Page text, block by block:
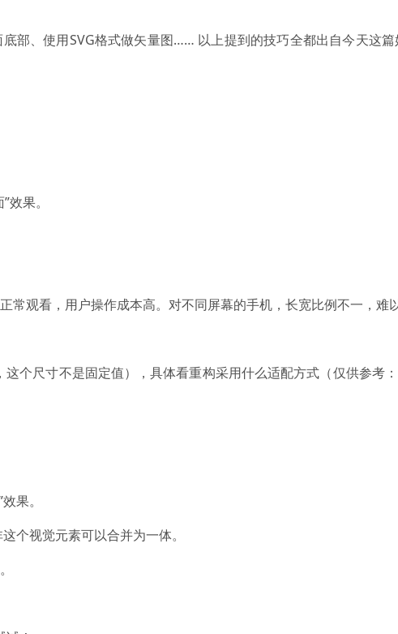
部、使用SVG格式做矢量图…… 以上提到的技巧全都出自今天这
果。
常观看，用户操作成本高。对不同屏幕的手机，长宽比例不一，难
个尺寸不是固定值），具体看重构采用什么适配方式（仅供参考
果。
个视觉元素可以合并为一体。